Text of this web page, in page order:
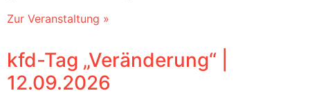
Zur Veranstaltung »
kfd-Tag „Veränderung“‎ |
12.09.2026